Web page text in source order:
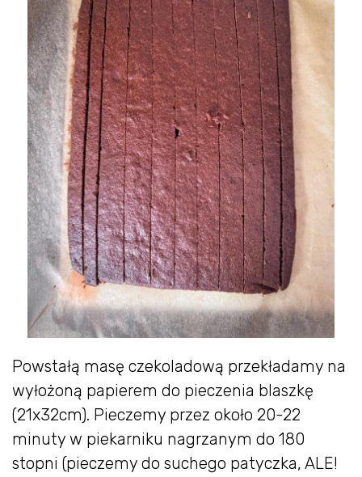
Powstałą masę czekoladową przekładamy na
wyłożoną papierem do pieczenia blaszkę
(21x32cm). Pieczemy przez około 20-22
minuty w piekarniku nagrzanym do 180
stopni (pieczemy do suchego patyczka, ALE!